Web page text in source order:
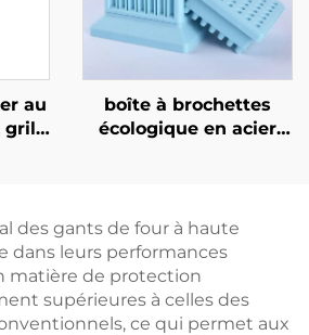
grils et outils de
barbecue
au
grill
boîte à brochettes
écologique en acier
pour préparer
rapidement des
brochettes de viande
des gants de four à haute
dans leurs performances
matière de protection
supérieures à celles des
ce qui permet aux